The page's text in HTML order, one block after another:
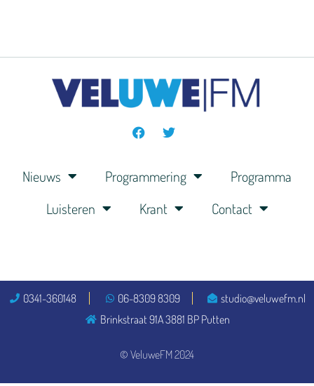
Nieuws Programmering
Programma
Luisteren
Krant Contact
© VeluweFM 2024
0341-360148 06-8309 8309
studio@veluwefm.nl
Brinkstraat 91A 3881 BP Putten